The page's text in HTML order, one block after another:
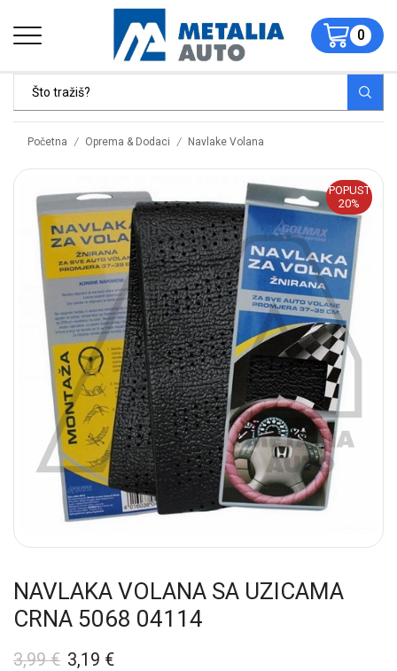
0
Početna / Oprema & Dodaci / Navlake Volana
POPUST
20%
NAVLAKA VOLANA SA UZICAMA
CRNA 5068 04114
3,99€ 3,19 €